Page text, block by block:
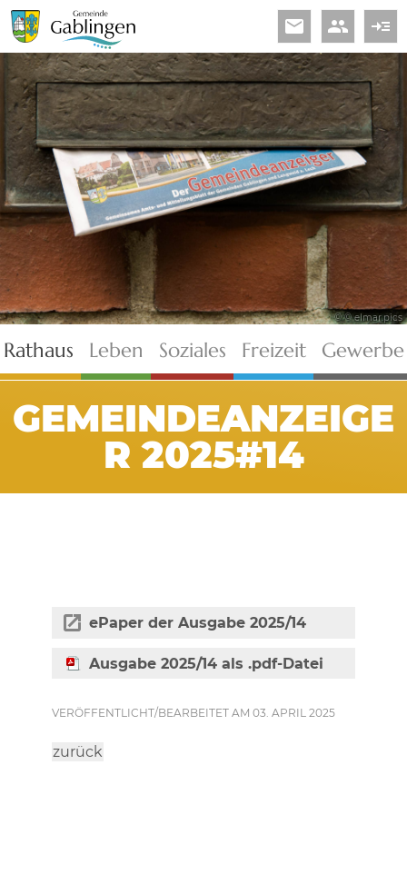
read_more
people
email
© © elmar.pics
Rathaus Leben Soziales Freizeit Gewerbe
GEMEINDEANZEIGE
R 2025#14
ePaper der Ausgabe 2025/14
Ausgabe 2025/14 als .pdf-Datei
VERÖFFENTLICHT/BEARBEITET AM 03. APRIL 2025
zurück